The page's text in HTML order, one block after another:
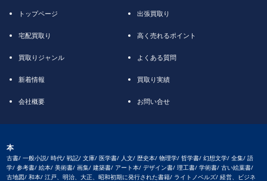
トップページ 出張買取り
宅配買取り 高く売れるポイント
買取りジャンル よくある質問
新着情報 買取り実績
会社概要 お問い合せ
本
古書/ 一般小説/ 時代/ 戦記/ 文庫/ 医学書/ 人文/ 歴史本/ 物理学/ 哲学書/ 幻想文学/ 全集/ 語
学/ 参考書/ 絵本/ 美術書/ 画集/ 建築書/ アート本/ デザイン書/ 理工書/ 学術書/ 古い絵葉書/
古地図/ 和本/ 江戸、明治、大正、昭和初期に発行された書籍/ ライトノベルズ/ 経営、ビジネ